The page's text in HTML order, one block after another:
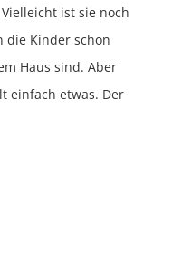
ist sie noch
die Kinder schon
Haus sind. Aber
einfach etwas. Der